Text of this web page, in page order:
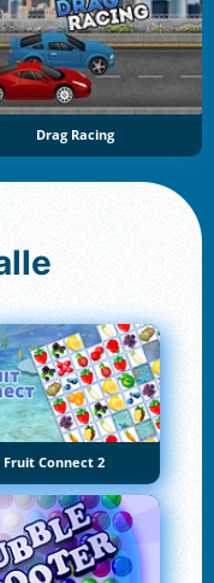
Drag Racing
Fruit Connect 2